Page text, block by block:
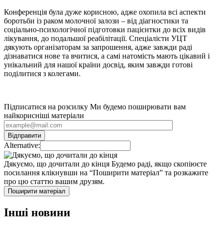
Конференція була дуже корисною, адже охопила всі аспекти
боротьби із раком молочної залози – від діагностики та
соціально-психологічної підготовки пацієнтки до всіх видів
лікування, до подальшої реабілітації. Спеціалісти УЦТ
дякують організаторам за запрошення, адже завжди раді
дізнаватися нове та вчитися, а самі натомість мають цікавий і
унікальний для нашої країни досвід, яким завжди готові
поділитися з колегами.
Підписатися на розсилку Ми будемо поширювати вам
найкорисніші матеріали
Alternative:
Дякуємо, що дочитали до кінця Будемо раді, якщо скопіюєте
посилання клікнувши на “Поширити матеріал” та розкажите
про цю статтю вашим друзям.
Поширити матеріал
Інші новини